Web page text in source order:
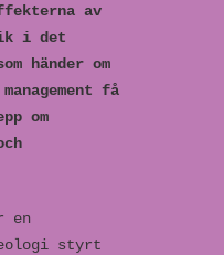
av
i det
händer om
få
om
en
styrt